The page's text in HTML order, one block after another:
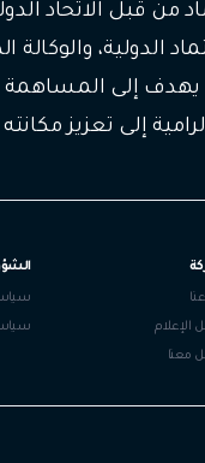
من قبل الاتحاد
الدولية،
يهدف إلى
إلى تعزيز
الإعلام
معنا